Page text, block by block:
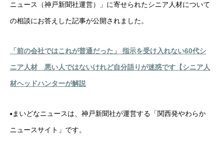
ニュース（神戸新聞社運営）」に寄せられたシニア人材について
の相談にお答えした記事が公開されました。
「前の会社ではこれが普通だった」 指示を受け入れない60代シ
ニア人材 悪い人ではないけれど自分語りが迷惑です【シニア人
材ヘッドハンターが解説
▪︎まいどなニュースは、神戸新聞社が運営する「関西発やわらか
ニュースサイト」です。